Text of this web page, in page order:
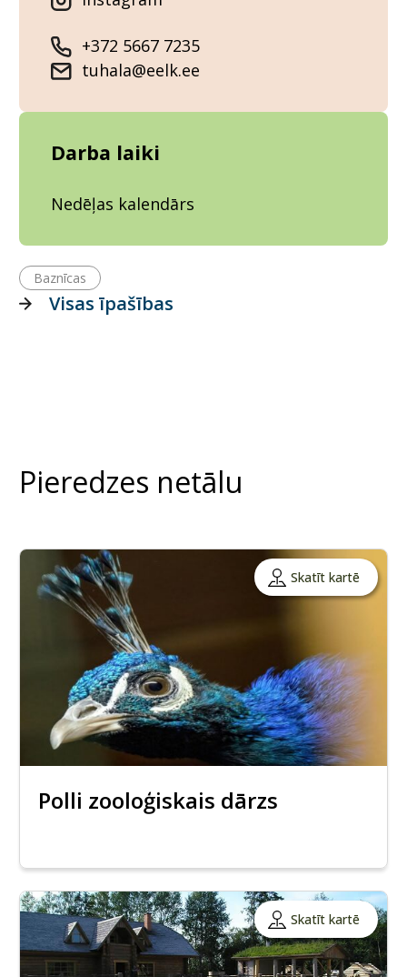
+372 5667 7235
tuhala@eelk.ee
Darba laiki
Nedēļas kalendārs
Baznīcas
Visas īpašības
Pieredzes netālu
Skatīt kartē
Polli zooloģiskais dārzs
Skatīt kartē